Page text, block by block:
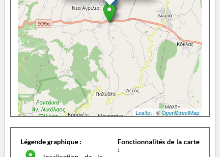
Leaflet | ©OpenStreetMap
Légende graphique :
Fonctionnalités de la carte
: